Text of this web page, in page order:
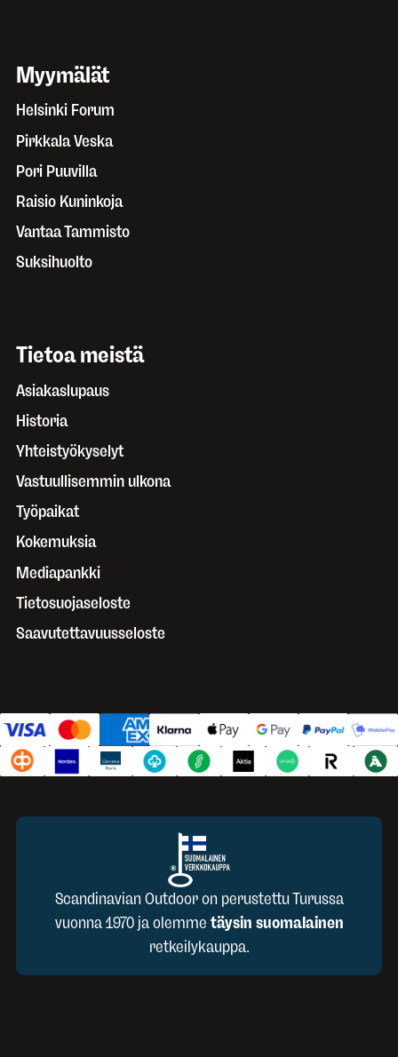
Myymälät
Helsinki Forum
Pirkkala Veska
Pori Puuvilla
Raisio Kuninkoja
Vantaa Tammisto
Suksihuolto
Tietoa meistä
Asiakaslupaus
Historia
Yhteistyökyselyt
Vastuullisemmin ulkona
Työpaikat
Kokemuksia
Mediapankki
Tietosuojaseloste
Saavutettavuusseloste
Scandinavian Outdoor on perustettu Turussa
vuonna 1970 ja olemme täysin suomalainen
retkeilykauppa.